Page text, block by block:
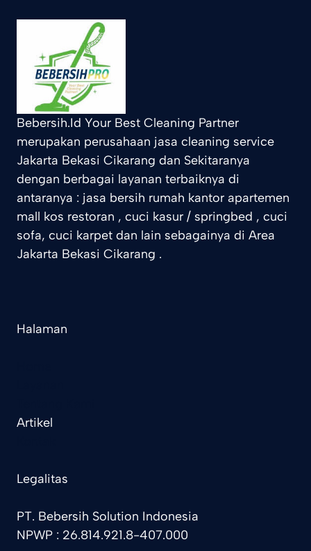
Bebersih.Id Your Best Cleaning Partner
merupakan perusahaan jasa cleaning service
Jakarta Bekasi Cikarang dan Sekitaranya
dengan berbagai layanan terbaiknya di
antaranya : jasa bersih rumah kantor apartemen
mall kos restoran , cuci kasur / springbed , cuci
sofa, cuci karpet dan lain sebagainya di Area
Jakarta Bekasi Cikarang .
Halaman
Artikel
Legalitas
PT. Bebersih Solution Indonesia
NPWP : 26.814.921.8-407.000